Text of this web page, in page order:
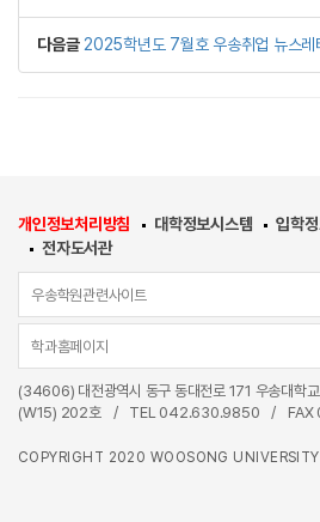
다음글 2025학년도 7월호 우송취업 뉴스레
개인정보처리방침 대학정보시스템 입학
전자도서관
우송학원관련사이트
학과홈페이지
(34606) 대전광역시 동구 동대전로 171 우송대학
(W15) 202호
/ TEL 042.630.9850 /
COPYRIGHT 2020 WOOSONG UNIVERSITY